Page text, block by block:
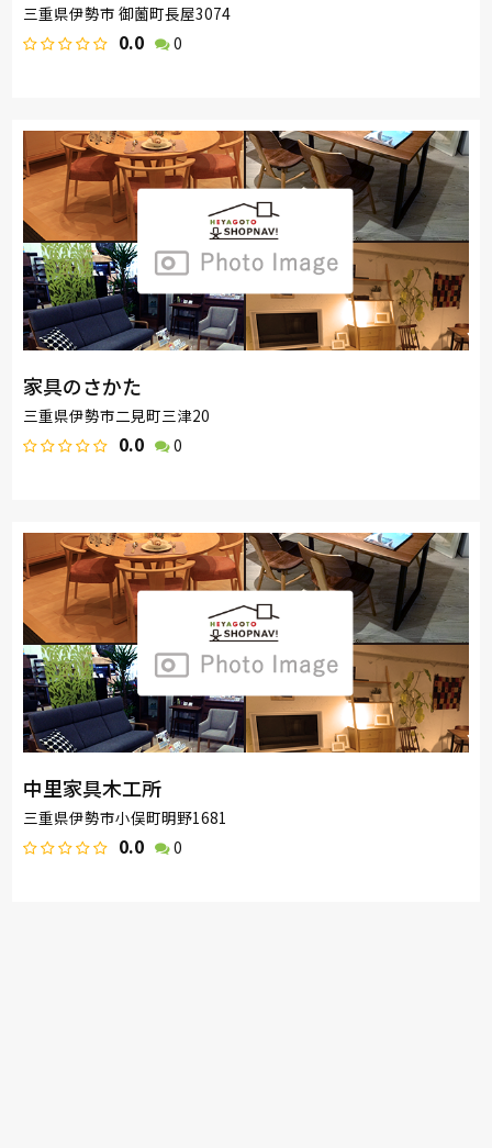
三重県伊勢市 御薗町長屋3074
0.0 0
家具のさかた
三重県伊勢市二見町三津20
0.0 0
中里家具木工所
三重県伊勢市小俣町明野1681
0.0 0